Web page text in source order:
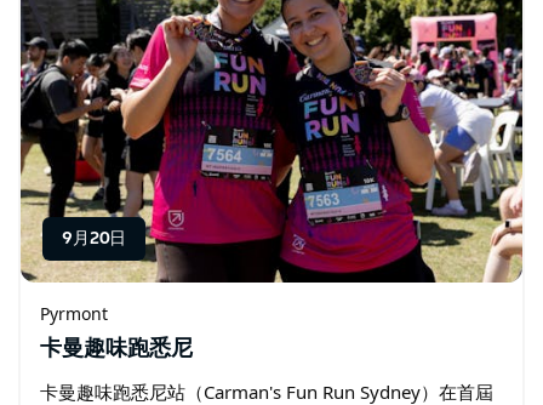
9月20日
Pyrmont
卡曼趣味跑悉尼
卡曼趣味跑悉尼站（Carman's Fun Run Sydney）在首屆